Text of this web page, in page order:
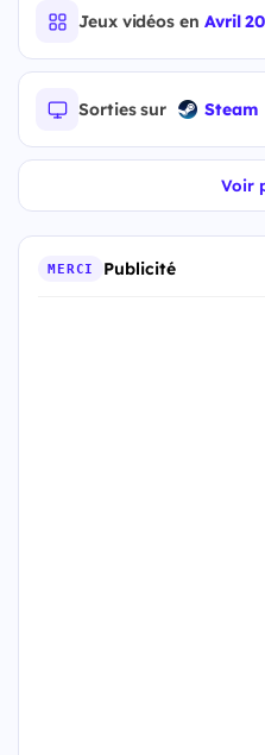
Jeux vidéos en Avril
Sorties sur Steam
Voir
MERCI Publicité